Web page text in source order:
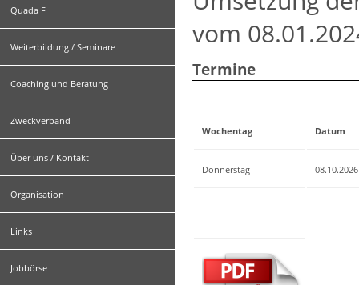
Quada F
Weiterbildung / Seminare
Coaching und Beratung
Zweckverband
Über uns / Kontakt
Organisation
Links
Jobbörse
vom
Termine
Wochentag Datum
Donnerstag 08.10.2026